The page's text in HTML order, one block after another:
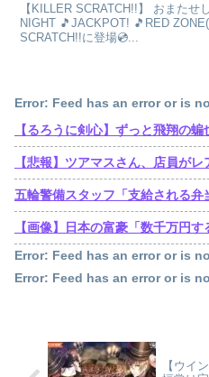
【KILLER SCRATCH!!】 おまたせ
NIGHT 🎵JACKPOT! 🎵RED
SCRATCH!!に登場💿...
Error: Feed has an error or is
【るろうに剣心】ずっと飛翔の
【悲報】ツアマスさん、店員が
五輪警備スタッフ「支給される弁
Error: Feed has an error or is
Error: Feed has an error or is
【ウイ